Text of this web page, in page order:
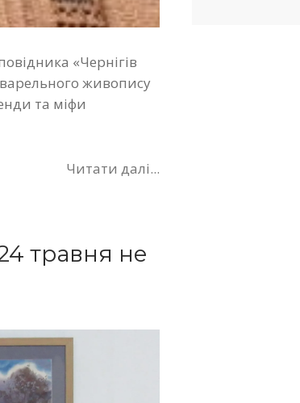
«Чернігів
живопису
та міфи
Читати далі...
травня не